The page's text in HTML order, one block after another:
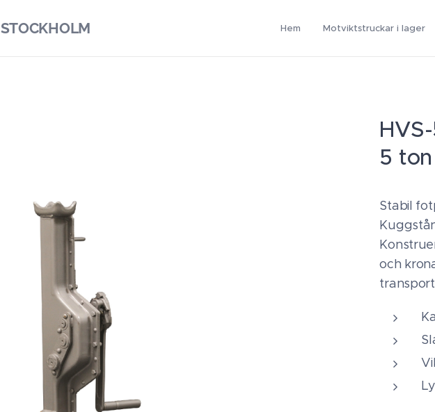
STOCKHOLM Hem Motviktstruckar i lager
5 ton
Stabil
och